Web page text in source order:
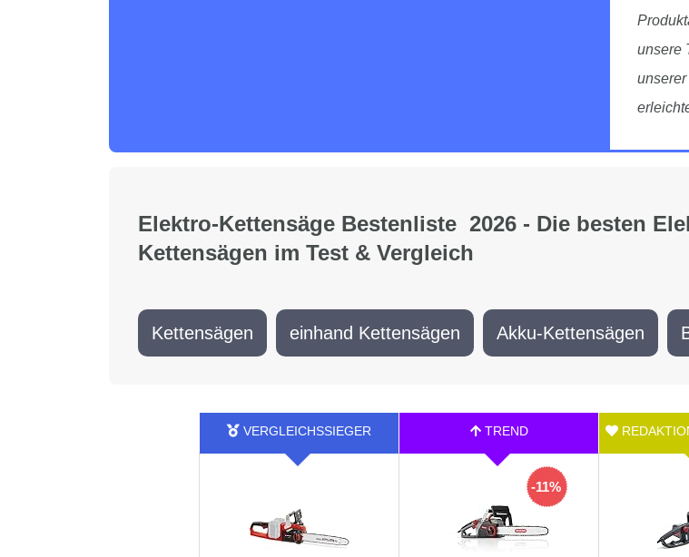
unsere
Elektro-Kettensäge Bestenliste 2026 - Die besten
Kettensägen im Test & Vergleich
Kettensägen einhand Kettensägen Akku-Kettensägen
-11%